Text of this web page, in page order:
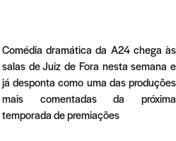
Comédia dramática da A24 chega às
salas de Juiz de Fora nesta semana e
já desponta como uma das produções
mais comentadas da próxima
temporada de premiações